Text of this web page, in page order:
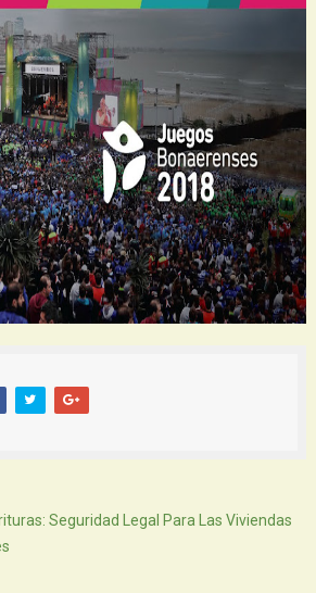
Seguridad Legal Para Las Viviendas